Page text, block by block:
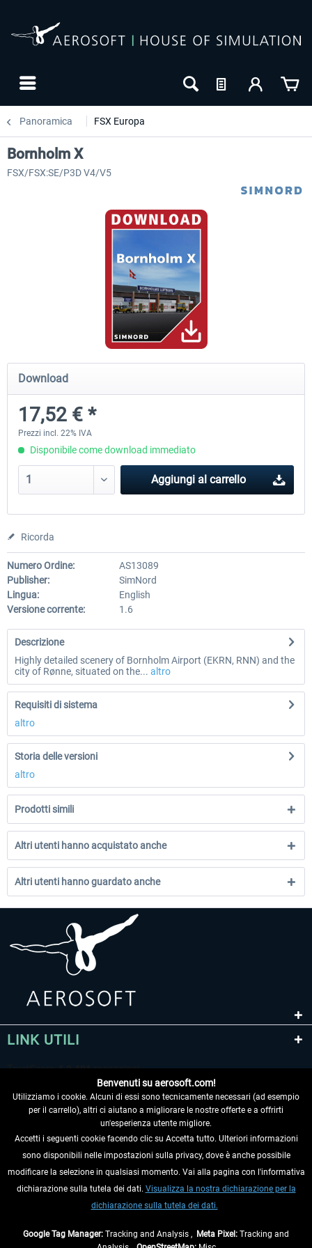
Panoramica FSX Europa
Mega Airport Frankfurt V2.0
30,71 € *
Mega Airport Berlin
Bornholm X
FSX/FSX:SE/P3D V4/V5
Download
17,52 € *
Prezzi incl. 22% IVA
Disponibile come download immediato
Aggiungi al carrello
Ricorda
Numero Ordine:
AS13089
Publisher:
SimNord
Lingua:
English
Versione corrente:
1.6
Descrizione
Highly detailed scenery of Bornholm Airport (EKRN, RNN) and the
city of Rønne, situated on the... altro
Requisiti di sistema
altro
Storia delle versioni
altro
Prodotti simili
Altri utenti hanno acquistato anche
Altri utenti hanno guardato anche
LINK UTILI
RECEDERE DAL CONTRATTO
INFORMAZIONI
Benvenuti su aerosoft.com!
Utilizziamo i cookie. Alcuni di essi sono tecnicamente necessari (ad esempio
per il carrello), altri ci aiutano a migliorare le nostre offerte e a offrirti
un'esperienza utente migliore.
Accetti i seguenti cookie facendo clic su Accetta tutto. Ulteriori informazioni
sono disponibili nelle impostazioni sulla privacy, dove è anche possibile
modificare la selezione in qualsiasi momento. Vai alla pagina con l'informativa
dichiarazione sulla tutela dei dati. Visualizza la nostra dichiarazione per la
dichiarazione sulla tutela dei dati.
Google Tag Manager: Tracking and Analysis , Meta Pixel: Tracking and